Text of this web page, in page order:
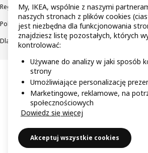
RegulaminyPolityka prywatnościWycofane produkty
Polityka odpowiedzialnego ujawniania informacji
Dla akcjonariuszy IKEA Distribution
My, IKEA, wspólnie z naszymi
naszych stronach z plików cookies
jest niezbędna dla funkcjonowania
znajdziesz listę pozostałych, których
kontrolować:
Używane do analizy w jaki sposób
strony
Umożliwiające personalizację
Marketingowe, reklamowe, na
społecznościowych
Dowiedz się więcej
Akceptuj wszystkie cookies